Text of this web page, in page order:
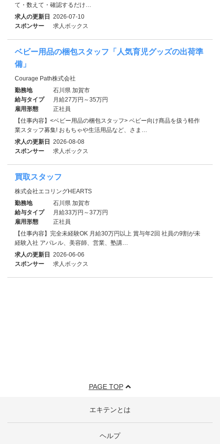
て・数えて・確認するだけ…
求人の更新日 2026-07-10
スポンサー
求人ボックス
ベビー用品の梱包スタッフ「人気育児グッズの出荷準
備」
Courage Path株式会社
勤務地
石川県 加賀市
給与タイプ
月給27万円～35万円
雇用形態
正社員
【仕事内容】<ベビー用品の梱包スタッフ> ベビー向け商品を扱う軽作
業スタッフ募集! おもちゃや生活用品など、さま…
求人の更新日 2026-08-08
スポンサー
求人ボックス
買取スタッフ
株式会社エコリングHEARTS
勤務地
石川県 加賀市
給与タイプ
月給33万円～37万円
雇用形態
正社員
【仕事内容】完全未経験OK 月給30万円以上 賞与年2回 社員の9割が未
経験入社 アパレル、美容師、営業、塾講…
求人の更新日 2026-06-06
スポンサー
求人ボックス
PAGE TOP
エキテンとは
ヘルプ